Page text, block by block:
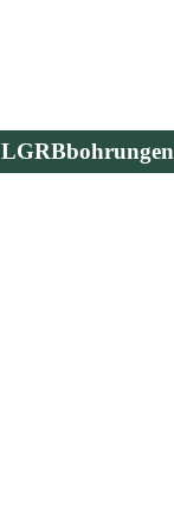
LGRBbohrungen